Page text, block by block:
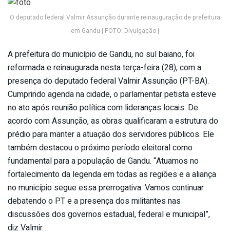
O deputado federal Valmir Assunção durante reinauguração de prefeitura
em Gandu | FOTO: Divulgação |
A prefeitura do município de Gandu, no sul baiano, foi
reformada e reinaugurada nesta terça-feira (28), com a
presença do deputado federal Valmir Assunção (PT-BA).
Cumprindo agenda na cidade, o parlamentar petista esteve
no ato após reunião política com lideranças locais. De
acordo com Assunção, as obras qualificaram a estrutura do
prédio para manter a atuação dos servidores públicos. Ele
também destacou o próximo período eleitoral como
fundamental para a população de Gandu. “Atuamos no
fortalecimento da legenda em todas as regiões e a aliança
no município segue essa prerrogativa. Vamos continuar
debatendo o PT e a presença dos militantes nas
discussões dos governos estadual, federal e municipal”,
diz Valmir.